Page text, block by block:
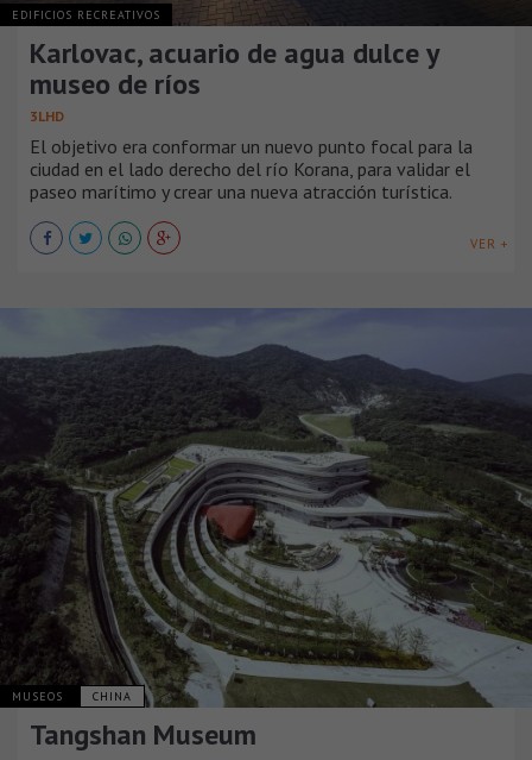
EDIFICIOS RECREATIVOS
Karlovac, acuario de agua dulce y
museo de ríos
3LHD
El objetivo era conformar un nuevo punto focal para la
ciudad en el lado derecho del río Korana, para validar el
paseo marítimo y crear una nueva atracción turística.
VER +
MUSEOS CHINA
Tangshan Museum